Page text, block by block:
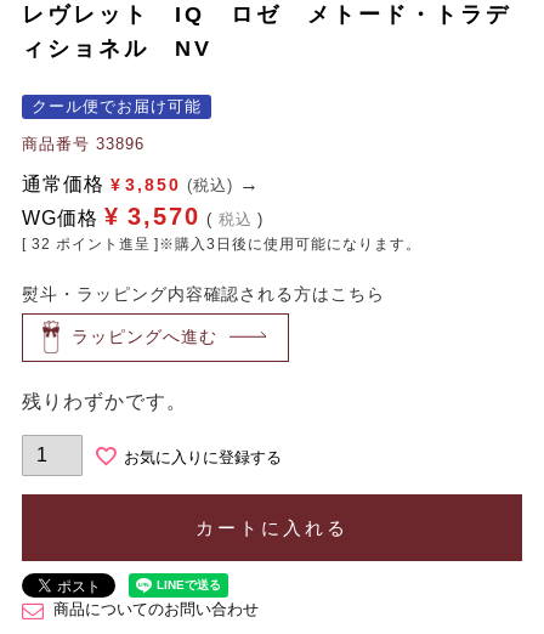
レヴレット IQ ロゼ メトード・トラデ
ィショネル NV
クール便でお届け可能
商品番号 33896
通常価格 ¥ 3,850 (税込)
WG価格 ¥ 3,570 税込
[ 32 ポイント進呈 ]※購入3日後に使用可能になります。
熨斗・ラッピング内容確認される方はこちら
ラッピングへ進む
残りわずかです。
お気に入りに登録する
カートに入れる
商品についてのお問い合わせ